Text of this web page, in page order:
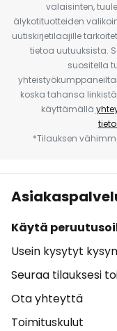
valaisinten,
älykotituotteiden
uutiskirjetilaajille
tietoa uutuuksista.
suositella
koska tahansa
käyttämällä
*Tilauksen
Käytä
Usein kysytyt
Seuraa tilauksesi
Ota yhteyttä
Toimituskulut